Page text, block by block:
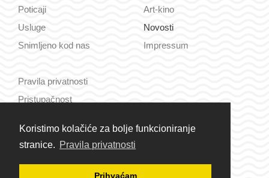
Koristimo kolačiće za bolje funkcioniranje
stranice. Pravila privatnosti
Prihvaćam
Poticaji
Usluge
Snimljeno kod nas
Art-kino
Novosti
Impressum
Pravila privatnosti
Pristupačnost
Hrvatski